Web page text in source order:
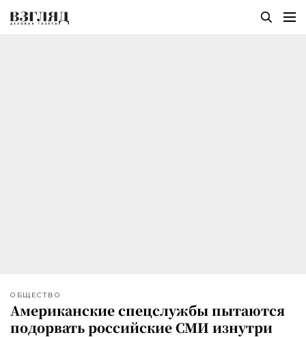
ОБЩЕСТВО
Американские спецслужбы пытаются
подорвать российские СМИ изнутри